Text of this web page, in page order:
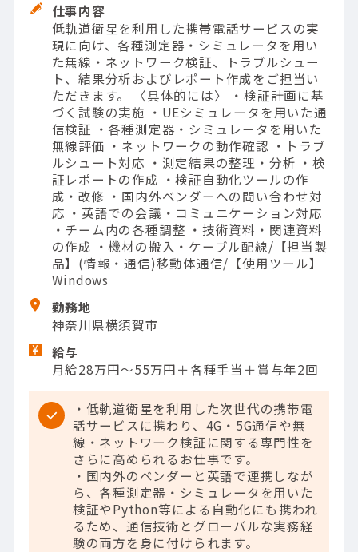
仕事内容
低軌道衛星を利用した携帯電話サービスの実
現に向け、各種測定器・シミュレータを用い
た無線・ネットワーク検証、トラブルシュー
ト、結果分析およびレポート作成をご担当い
ただきます。 〈具体的には〉 ・検証計画に基
づく試験の実施 ・UEシミュレータを用いた通
信検証 ・各種測定器・シミュレータを用いた
無線評価 ・ネットワークの動作確認 ・トラブ
ルシュート対応 ・測定結果の整理・分析 ・検
証レポートの作成 ・検証自動化ツールの作
成・改修 ・国内外ベンダーへの問い合わせ対
応 ・英語での会議・コミュニケーション対応
・チーム内の各種調整 ・技術資料・関連資料
の作成 ・機材の搬入・ケーブル配線/【担当製
品】(情報・通信)移動体通信/【使用ツール】
Windows
勤務地
神奈川県横須賀市
給与
月給28万円～55万円＋各種手当＋賞与年2回
・低軌道衛星を利用した次世代の携帯電
話サービスに携わり、4G・5G通信や無
線・ネットワーク検証に関する専門性を
さらに高められるお仕事です。
・国内外のベンダーと英語で連携しなが
ら、各種測定器・シミュレータを用いた
検証やPython等による自動化にも携われ
るため、通信技術とグローバルな実務経
験の両方を身に付けられます。